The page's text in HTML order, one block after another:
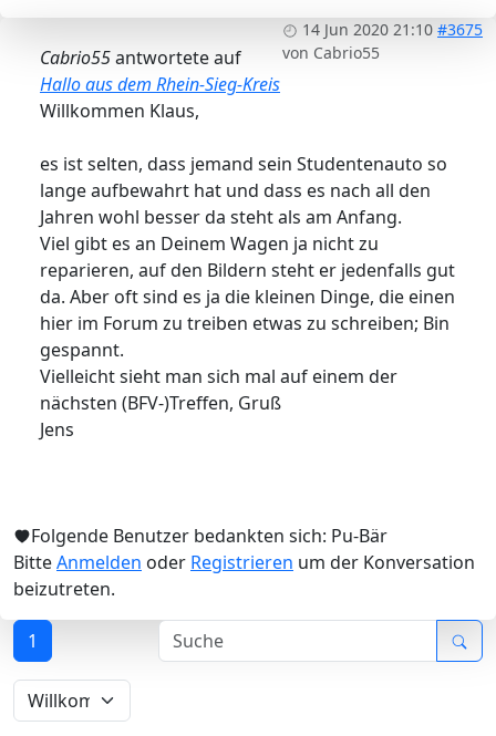
14 Jun 2020 21:10 #3675
von Cabrio55
Cabrio55antwortete auf
Hallo aus dem Rhein-Sieg-Kreis
Willkommen Klaus,
es ist selten, dass jemand sein Studentenauto so
lange aufbewahrt hat und dass es nach all den
Jahren wohl besser da steht als am Anfang.
Viel gibt es an Deinem Wagen ja nicht zu
reparieren, auf den Bildern steht er jedenfalls gut
da. Aber oft sind es ja die kleinen Dinge, die einen
hier im Forum zu treiben etwas zu schreiben; Bin
gespannt.
Vielleicht sieht man sich mal auf einem der
nächsten (BFV-)Treffen, Gruß
Jens
Folgende Benutzer bedankten sich: Pu-Bär
BitteAnmelden oder Registrieren um der Konversation
beizutreten.
1